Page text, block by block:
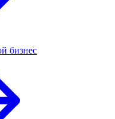
бизнес